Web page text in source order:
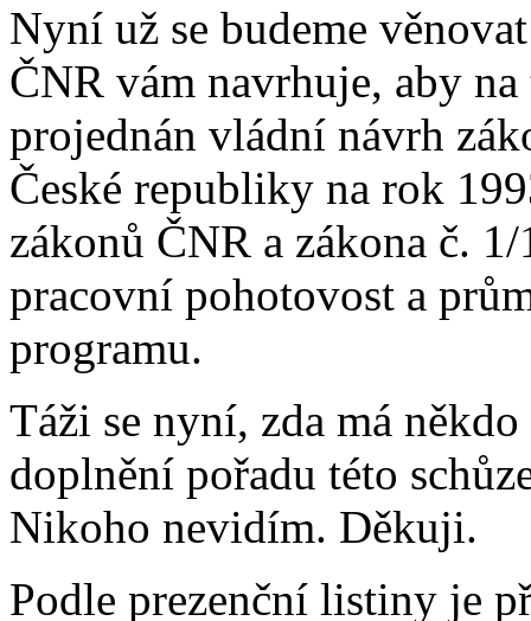
Nyní už se budeme
ČNR vám navrhuje, aby
projednán vládní návrh
České republiky na rok
zákonů ČNR a zákona č.
pracovní pohotovost a
programu.
Táži se nyní, zda má
doplnění pořadu této
Nikoho nevidím. Děkuji.
Podle prezenční listiny je